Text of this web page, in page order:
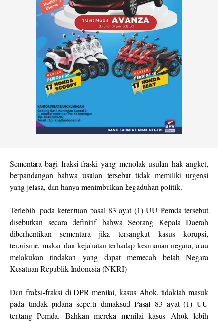
Sementara bagi fraksi-fraski yang menolak usulan hak angket,
berpandangan bahwa usulan tersebut tidak memiliki urgensi
yang jelasa, dan hanya menimbulkan kegaduhan politik.
Terlebih, pada ketentuan pasal 83 ayat (1) UU Pemda tersebut
disebutkan secara definitif bahwa Seorang Kepala Daerah
diberhentikan sementara jika tersangkut kasus korupsi,
terorisme, makar dan kejahatan terhadap keamanan negara, atau
melakukan tindakan yang dapat memecah belah Negara
Kesatuan Republik Indonesia (NKRI)
Dan fraksi-fraksi di DPR menilai, kasus Ahok, tidaklah masuk
pada tindak pidana seperti dimaksud Pasal 83 ayat (1) UU
tentang Pemda. Bahkan mereka menilai kasus Ahok lebih